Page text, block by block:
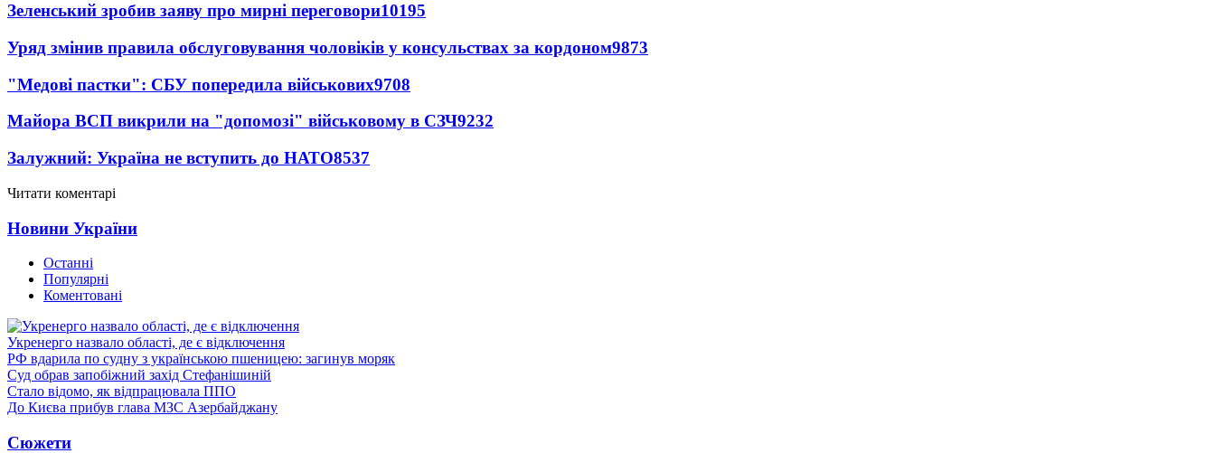
Зеленський зробив заяву про мирні переговори10195
Уряд змінив правила обслуговування чоловіків у консульствах за кордоном9873
"Медові пастки": СБУ попередила військових9708
Майора ВСП викрили на "допомозі" військовому в СЗЧ9232
Залужний: Україна не вступить до НАТО8537
Читати коментарі
Новини України
Останні
Популярні
Коментовані
Укренерго назвало області, де є відключення
РФ вдарила по судну з українською пшеницею: загинув моряк
Суд обрав запобіжний захід Стефанішиній
Стало відомо, як відпрацювала ППО
До Києва прибув глава МЗС Азербайджану
Сюжети